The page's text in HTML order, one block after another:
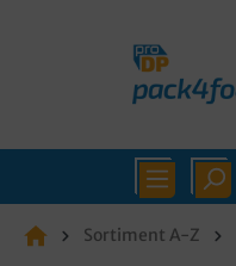
Sortiment A-Z